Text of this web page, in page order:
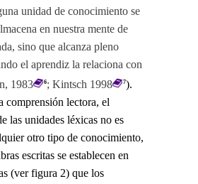
unidad de conocimiento se
en nuestra mente de
sino que alcanza pleno
el aprendiz la relaciona con
1983
6; Kintsch 1998 7).
comprensión lectora, el
las unidades léxicas no es
otro tipo de conocimiento,
escritas se establecen en
(ver figura 2) que los